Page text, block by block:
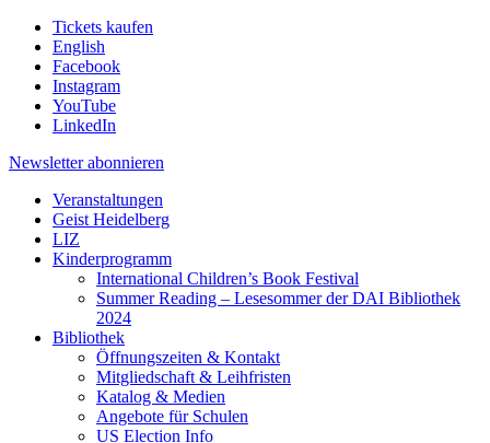
Tickets kaufen
English
Facebook
Instagram
YouTube
LinkedIn
Newsletter abonnieren
Veranstaltungen
Geist Heidelberg
LIZ
Kinderprogramm
International Children’s Book Festival
Summer Reading – Lesesommer der DAI Bibliothek
2024
Bibliothek
Öffnungszeiten & Kontakt
Mitgliedschaft & Leihfristen
Katalog & Medien
Angebote für Schulen
US Election Info